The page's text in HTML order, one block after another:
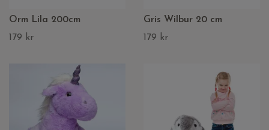
Orm Lila 200cm
179 kr
Gris Wilbur 20 cm
179 kr